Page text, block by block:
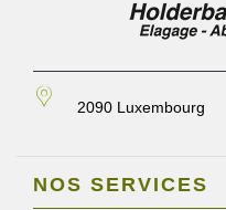
2090 Luxembourg
NOS SERVICES